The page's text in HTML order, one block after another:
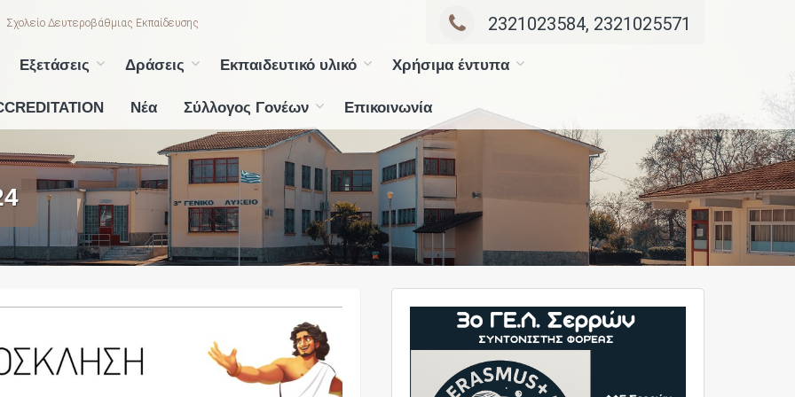
Σχολείο Δευτεροβάθμιας Εκπαίδευσης 2321023584, 2321025571
Εξετάσεις Δράσεις Εκπαιδευτικό υλικό Χρήσιμα έντυπα
Νέα Σύλλογος Γονέων Επικοινωνία